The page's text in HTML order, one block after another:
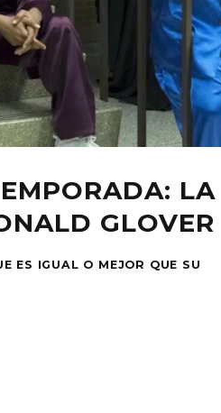
LA
GLOVER
ES IGUAL O MEJOR QUE SU